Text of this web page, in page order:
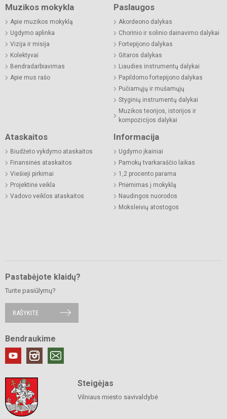
Muzikos mokykla
Apie muzikos mokyklą
Ugdymo aplinka
Vizija ir misija
Kolektyvai
Bendradarbiavimas
Apie mus rašo
Paslaugos
Akordeono dalykas
Chorinio ir solinio dainavimo dalykai
Fortepijono dalykas
Gitaros dalykas
Liaudies instrumentų dalykai
Papildomo fortepijono dalykas
Pučiamųjų ir mušamųjų
Styginių instrumentų dalykai
Muzikos teorijos, istorijos ir
kompozicijos dalykai
Ataskaitos
Biudžeto vykdymo ataskaitos
Finansinės ataskaitos
Viešieji pirkimai
Projektinė veikla
Vadovo veiklos ataskaitos
Informacija
Ugdymo įkainiai
Pamokų tvarkaraščio laikas
1,2 procento parama
Priėmimas į mokyklą
Naudingos nuorodos
Moksleivių atostogos
Pastabėjote klaidų?
Turite pasiūlymų?
RAŠYKITE
Bendraukime
Steigėjas
Vilniaus miesto savivaldybė